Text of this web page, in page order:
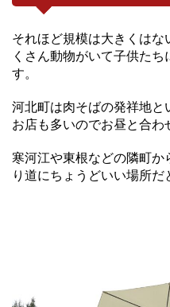
それほど規模は大きくは
くさん動物がいて子供た
す。
河北町は肉そばの発祥地
お店も多いのでお昼と合わ
寒河江や東根などの隣町
り道にちょうどいい場所だ